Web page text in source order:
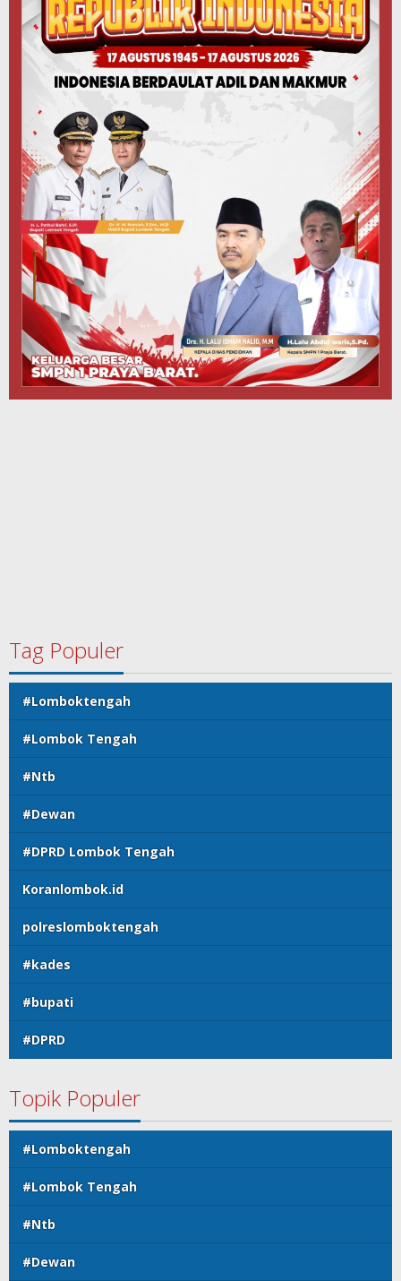
Tag Populer
#Lomboktengah
#Lombok Tengah
#Ntb
#Dewan
#DPRD Lombok Tengah
Koranlombok.id
polreslomboktengah
#kades
#bupati
#DPRD
Topik Populer
#Lomboktengah
#Lombok Tengah
#Ntb
#Dewan